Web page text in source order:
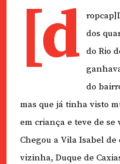
[d
dos
do Rio
do
mas que já tinha visto
em criança e teve de
Chegou a Vila Isabel
vizinha, Duque de